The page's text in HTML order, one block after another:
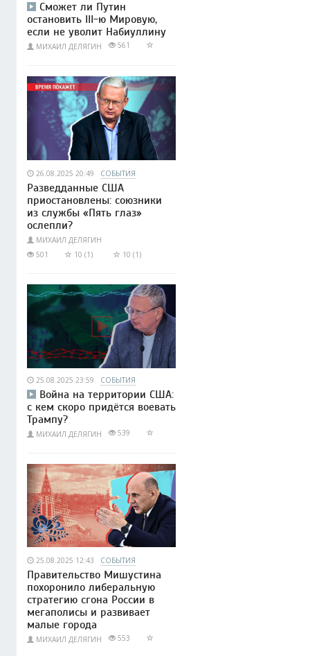
Сможет ли Путин
остановить III-ю Мировую,
если не уволит Набиуллину
МИХАИЛ ДЕЛЯГИН 561
26.08.2025 20:49 СОБЫТИЯ
Разведданные США
приостановлены: союзники
из службы «Пять глаз»
ослепли?
МИХАИЛ ДЕЛЯГИН
501
10 (1) 10 (1)
25.08.2025 23:59 СОБЫТИЯ
Война на территории США:
с кем скоро придётся воевать
Трампу?
МИХАИЛ ДЕЛЯГИН 539
25.08.2025 12:43 СОБЫТИЯ
Правительство Мишустина
похоронило либеральную
стратегию сгона России в
мегаполисы и развивает
малые города
МИХАИЛ ДЕЛЯГИН 553